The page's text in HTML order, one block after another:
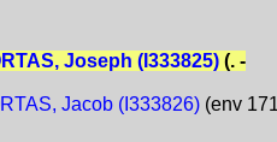
Joseph (I333825)(. -
Jacob (I333826)(env